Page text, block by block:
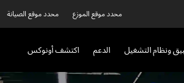
محدد موقع الموزع محدد موقع الصيانة
ونظام التشغيل الدعم اكتشف أونوكس